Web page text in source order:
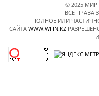
© 2025 МИР
ВСЕ
ПОЛНОЕ ИЛИ
САЙТА WWW.WFIN.KZ